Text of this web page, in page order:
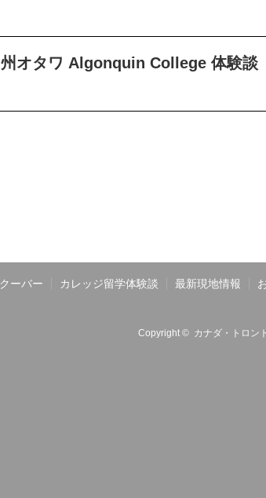
州オタワ Algonquin College 体験談
ーバー カレッジ留学体験談 最新現地情報
Copyright © カナダ・トロン